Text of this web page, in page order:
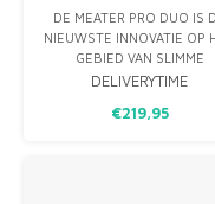
THERMOMETERS
DE MEATER PRO DUO IS
NIEUWSTE INNOVATIE OP
GEBIED VAN SLIMME
VLEESTHERMOMETERS.
IN ÉÉN BLOK, EEN
DE ULTIEME TOOL VOOR
DELIVERYTIME
€219,95